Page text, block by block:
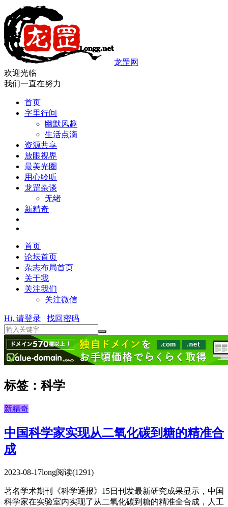
龙罡网
欢迎光临
我们一直在努力
首页
字里行间
幽默风趣
生活点滴
资源共享
放眼视界
最美光圈
用心聆听
龙罡杂谈
无绪
新精奇
首页
论坛首页
杂志布局首页
关于我
关注我们
关注微信
Hi, 请登录 找回密码
标签：科学
新精奇
中国科学家实现从二氧化碳到糖的精准合
成
2023-08-17long阅读(1291)
著名学术期刊《科学通报》15日刊发最新研究成果显示，中国
科学家在实验室内实现了从二氧化碳到糖的精准全合成，人工